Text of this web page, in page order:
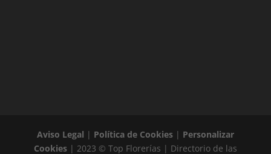
Aviso Legal | Política de Cookies| Personalizar
Cookies| 2023 © Top Florerías | Directorio de las